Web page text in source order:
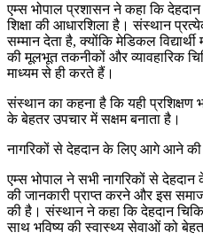
एम्स भोपाल प्रशासन ने कहा कि
शिक्षा की आधारशिला है। संस्थान
सम्मान देता है, क्योंकि मेडिकल
की मूलभूत तकनीकों और व्यावहारिक
माध्यम से ही करते हैं।
संस्थान का कहना है कि यही प्रशिक्षण
के बेहतर उपचार में सक्षम बनाता है।
नागरिकों से देहदान के लिए आगे आने
एम्स भोपाल ने सभी नागरिकों से
की जानकारी प्राप्त करने और इस
की है। संस्थान ने कहा कि देहदान
साथ भविष्य की स्वास्थ्य सेवाओं को